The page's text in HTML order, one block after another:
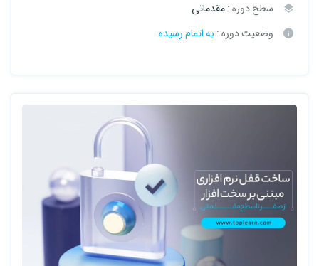
سطح دوره :مقدماتی
وضعیت دوره : به اتمام رسیده